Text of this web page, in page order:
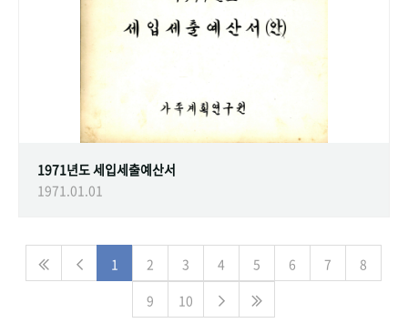
1971년도 세입세출예산서
1971.01.01
1 2 3 4 5 6 7
8
9
10